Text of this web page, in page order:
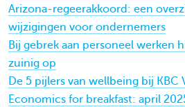
Arizona-regeerakkoord: een
wijzigingen voor ondernemers
Bij gebrek aan personeel werken
zuinig op
De 5 pijlers van wellbeing bij KBC
Economics for breakfast: april